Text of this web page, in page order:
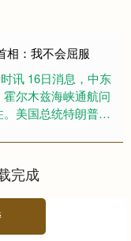
相：我不会屈服
讯 16日消息，中东
尔木兹海峡通航问
美国总统特朗普曾
首相斯塔....
完成